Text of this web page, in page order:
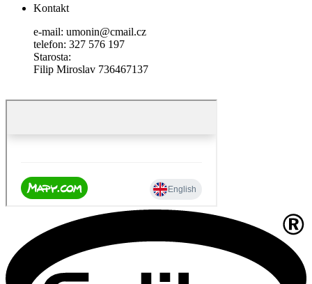
Kontakt
e-mail: umonin@cmail.cz
telefon: 327 576 197
Starosta:
Filip Miroslav 736467137